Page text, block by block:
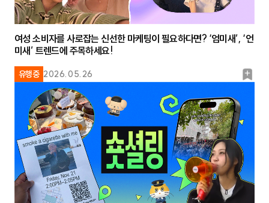
유행중 2026.05.26
북
크
여성 소비자를 사로잡는 신선한 마케팅이 필요하다면? ‘엄미새’, ‘언
미새’ 트렌드에 주목하세요!